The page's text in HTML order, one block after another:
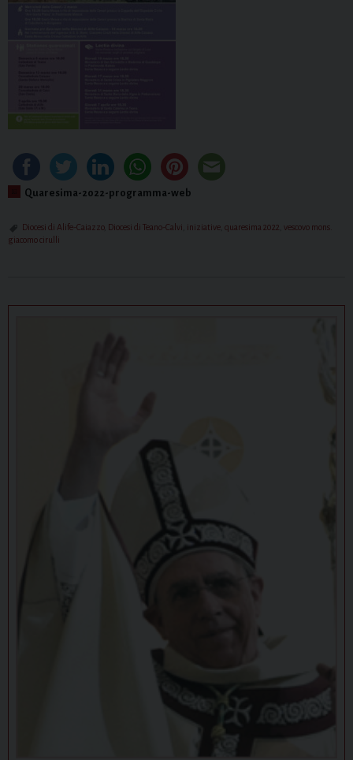
Quaresima-2022-programma-web
Diocesi di Alife-Caiazzo, Diocesi di Teano-Calvi iniziative quaresima 2022 vescovo mons.
giacomo cirulli